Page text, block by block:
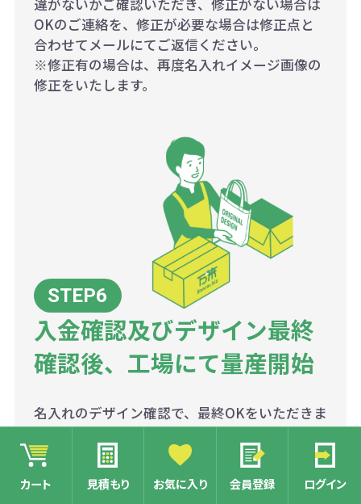
カート 見積もり お気に入り 会員登録 ログイン
違がないかご確認いただき、修正がない場合は
OKのご連絡を、修正が必要な場合は修正点と
合わせてメールにてご返信ください。
※修正有の場合は、再度名入れイメージ画像の
修正をいたします。
入金確認及びデザイン最終
確認後、工場にて量産開始
名入れのデザイン確認で、最終OKをいただきま
したら、工場にて量産を開始いたします。
銀行振込の方は、入金確認後、商品の量産に入
ります。
※クレジットの方は、ご注文時に決済済みとな